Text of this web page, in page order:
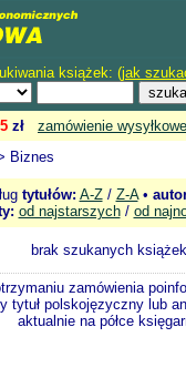
książek: (jak
zł
zamówienie
Biznes
tytułów: A-Z/ Z-A•
od najstarszych/ od
brak szukanych książek
zamówienia
tytuł polskojęzyczny lub
aktualnie na półce